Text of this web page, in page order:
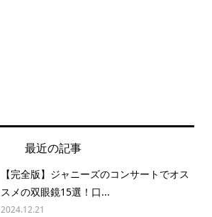
最近の記事
【完全版】ジャニーズのコンサートでオス
スメの双眼鏡15選！口...
2024.12.21